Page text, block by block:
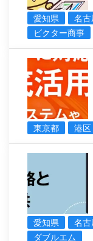
愛知県 名
ビクター商事
東京都 港区
愛知県
名
ダブルエム